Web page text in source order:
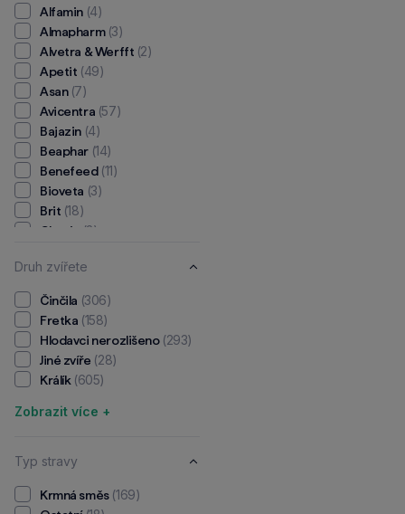
Alfamin (4)
Almapharm (3)
Alvetra & Werfft (2)
Apetit (49)
Asan (7)
Avicentra (57)
Bajazin (4)
Beaphar (14)
Benefeed (11)
Bioveta (3)
Brit (18)
Classic (3)
Deheus(7)
Dermoscent
Diafarm(1)
Dokonalá láska(4)
Entero Zoo(5)
Ferplast(85)
Fine Look(2)
Furminator
Gimbi
Grand (1)
Druh zvířete
Činčila (306)
Fretka (158)
Hlodavci nerozlišeno (293)
Jiné zvíře (28)
Králík (605)
Zobrazit více +
Typ stravy
Krmná směs (169)